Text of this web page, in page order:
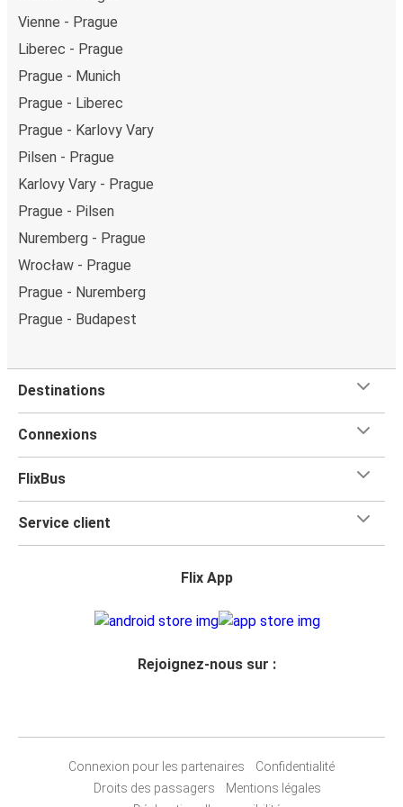
Vienne - Prague
Liberec - Prague
Prague - Munich
Prague - Liberec
Prague - Karlovy Vary
Pilsen - Prague
Karlovy Vary - Prague
Prague - Pilsen
Nuremberg - Prague
Wrocław - Prague
Prague - Nuremberg
Prague - Budapest
Destinations
Connexions
FlixBus
Service client
Flix App
Rejoignez-nous sur :
Connexion pour les partenaires
Confidentialité
Droits des passagers
Mentions légales